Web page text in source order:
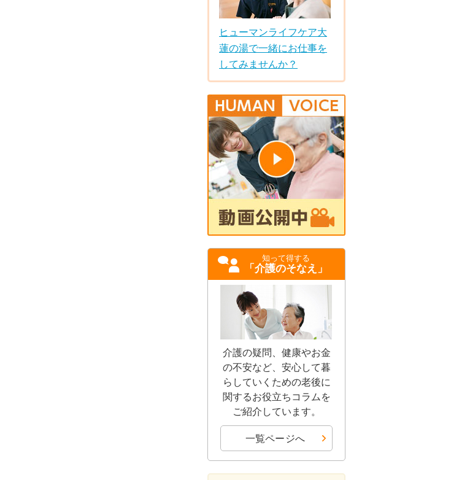
ヒューマンライフケア大
蓮の湯で一緒にお仕事を
してみませんか？
知って得する
「介護のそなえ」
介護の疑問、健康やお金
の不安など、安心して暮
らしていくための老後に
関するお役立ちコラムを
ご紹介しています。
一覧ページへ